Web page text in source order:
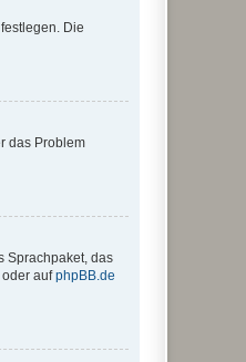
Die
das Problem
Sprachpaket, das
oder aufphpBB.de